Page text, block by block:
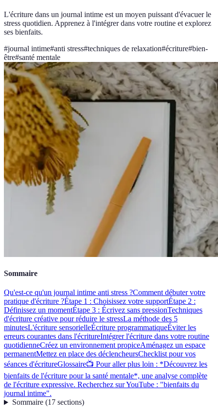
L'écriture dans un journal intime est un moyen puissant d'évacuer le
stress quotidien. Apprenez à l'intégrer dans votre routine et explorez
ses bienfaits.
#journal intime#anti stress#techniques de relaxation#écriture#bien-
être#santé mentale
Sommaire
Qu'est-ce qu'un journal intime anti stress ?Comment débuter votre
pratique d'écriture ?Étape 1 : Choisissez votre supportÉtape 2 :
Définissez un momentÉtape 3 : Écrivez sans pressionTechniques
d'écriture créative pour réduire le stressLa méthode des 5
minutesL'écriture sensorielleÉcriture programmatiqueÉviter les
erreurs courantes dans l'écritureIntégrer l'écriture dans votre routine
quotidienneCréez un environnement propiceAménagez un espace
permanentMettez en place des déclencheursChecklist pour vos
séances d'écritureGlossaire📺 Pour aller plus loin : *Découvrez les
bienfaits de l'écriture pour la santé mentale*, une analyse complète
de l'écriture expressive. Recherchez sur YouTube : "bienfaits du
journal intime".
Sommaire(17 sections)